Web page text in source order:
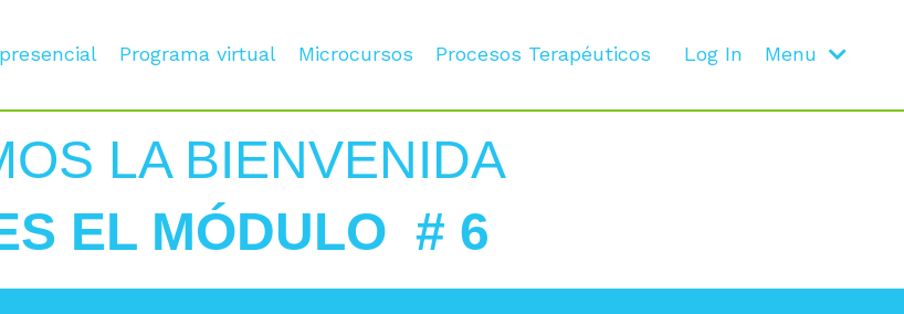
Programa virtual Microcursos Procesos Terapéuticos Log In Menu
LA BIENVENIDA
EL MÓDULO # 6